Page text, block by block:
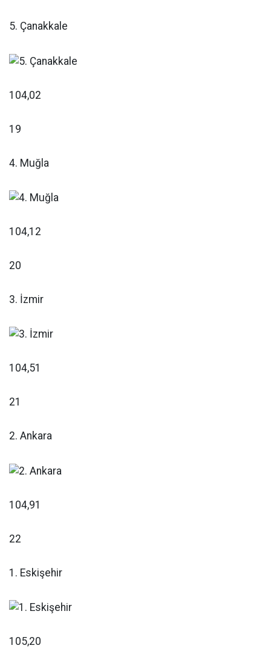
5. Çanakkale
104,02
19
4. Muğla
104,12
20
3. İzmir
104,51
21
2. Ankara
104,91
22
1. Eskişehir
105,20